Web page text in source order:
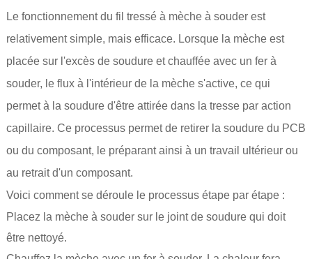
Le fonctionnement du fil tressé à mèche à souder est
relativement simple, mais efficace. Lorsque la mèche est
placée sur l'excès de soudure et chauffée avec un fer à
souder, le flux à l'intérieur de la mèche s'active, ce qui
permet à la soudure d'être attirée dans la tresse par action
capillaire. Ce processus permet de retirer la soudure du PCB
ou du composant, le préparant ainsi à un travail ultérieur ou
au retrait d'un composant.
Voici comment se déroule le processus étape par étape :
Placez la mèche à souder sur le joint de soudure qui doit
être nettoyé.